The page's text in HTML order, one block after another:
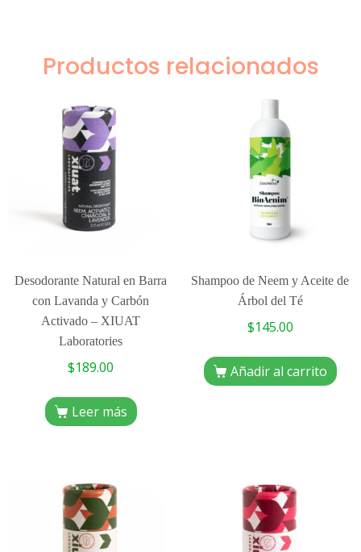
Productos relacionados
Desodorante Natural en Barra
con Lavanda y Carbón
Activado – XIUAT
Laboratories
$189.00
Leer más
Shampoo de Neem y Aceite de
Árbol del Té
$145.00
Añadir al carrito